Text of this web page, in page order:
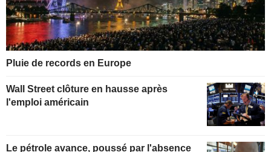
Pluie de records en Europe
Wall Street clôture en hausse après
l'emploi américain
Le pétrole avance, poussé par l'absence